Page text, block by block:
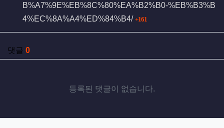
B%A7%9E%EB%8C%80%EA%B2%B0-%EB%B3%B
4%EC%8A%A4%ED%84%B4/
161
댓글 0
등록된 댓글이 없습니다.